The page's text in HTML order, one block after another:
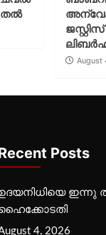
August
Posts
ഇന്നു
4, 2026